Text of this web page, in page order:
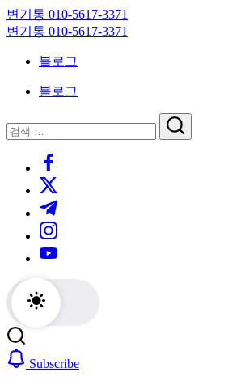
Skip
to
content
변기통 010-5617-3371
변
대
기
변기통 010-5617-3371
크
대
기
블로그
블로그
닫
기
검
검
https://www.facebook.com/
https://twitter.com/
https://t.me/
https://www.instagram.com/
https://youtube.com/
Subscribe